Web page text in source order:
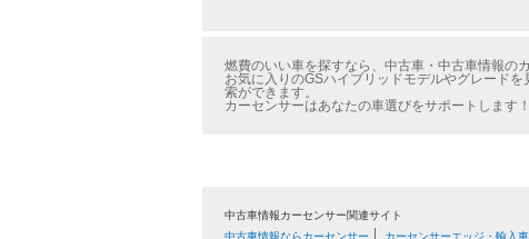
燃費のいい車を探すなら、中古車・中古車情報の
お気に入りのGSハイブリッドモデルやグレード
索ができます。
カーセンサーはあなたの車選びをサポートします！
中古車情報カーセンサー関連サイト
中古車情報ならカーセンサー
カーセンサーエッジ・輸入車